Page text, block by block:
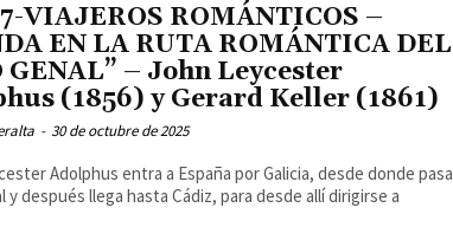
VIAJEROS ROMÁNTICOS –
EN LA RUTA ROMÁNTICA DEL
GENAL” – John Leycester
(1856) y Gerard Keller (1861)
- 30 de octubre de 2025
Adolphus entra a España por Galicia, desde donde pasa
y después llega hasta Cádiz, para desde allí dirigirse a